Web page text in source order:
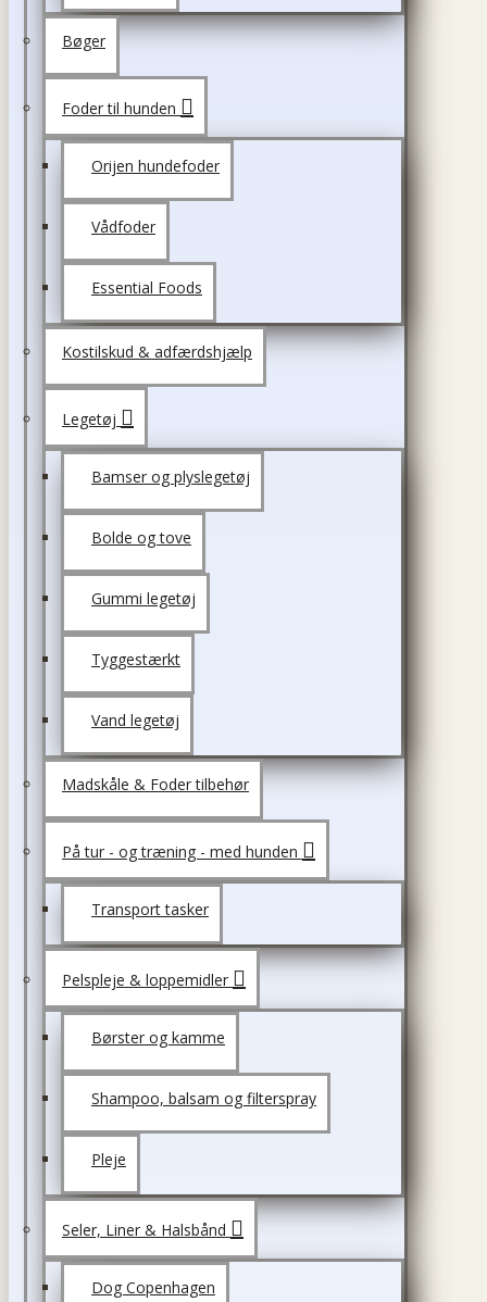
Bøger
Foder til hunden
Orijen hundefoder
Vådfoder
Essential Foods
Kostilskud & adfærdshjælp
Legetøj
Bamser og plyslegetøj
Bolde og tove
Gummi legetøj
Tyggestærkt
Vand legetøj
Madskåle & Foder tilbehør
På tur - og træning - med hunden
Transport tasker
Pelspleje & loppemidler
Børster og kamme
Shampoo, balsam og filterspray
Pleje
Seler, Liner & Halsbånd
Dog Copenhagen